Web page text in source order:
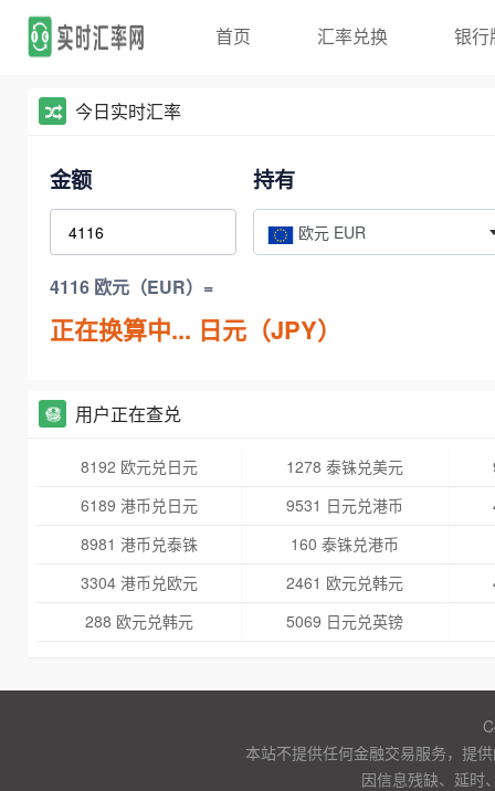
首页 汇率兑换 银行
今日实时汇率
金额 持有
欧元 EUR
4116 欧元（EUR）=
正在换算中... 日元（JPY）
用户正在查兑
8192 欧元兑日元 1278 泰铢兑美元
6189 港币兑日元
9531 日元兑港币
8981 港币兑泰铢
160 泰铢兑港币
3304 港币兑欧元
2461 欧元兑韩元
288 欧元兑韩元
5069 日元兑英镑
本站不提供任何金融交易服务，提
因信息残缺、延时